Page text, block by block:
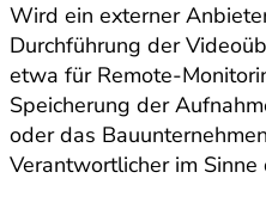
Wird ein externer
Durchführung der
etwa für Remote-
Speicherung der
oder das
Verantwortlicher im Sinne